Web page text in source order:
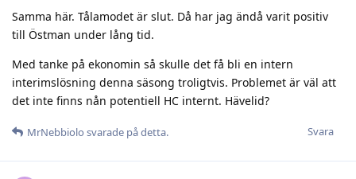
Samma här. Tålamodet är slut. Då har jag ändå varit positiv
till Östman under lång tid.
Med tanke på ekonomin så skulle det få bli en intern
interimslösning denna säsong troligtvis. Problemet är väl att
det inte finns nån potentiell HC internt. Hävelid?
Svara
MrNebbiolo svarade på detta.